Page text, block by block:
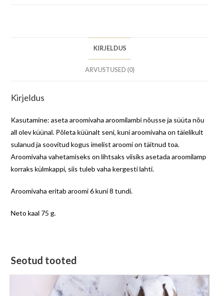
KIRJELDUS
ARVUSTUSED (0)
Kirjeldus
Kasutamine: aseta aroomivaha aroomilambi nõusse ja süüta nõu
all olev küünal. Põleta küünalt seni, kuni aroomivaha on täielikult
sulanud ja soovitud kogus imelist aroomi on täitnud toa.
Aroomivaha vahetamiseks on lihtsaks viisiks asetada aroomilamp
korraks külmkappi, siis tuleb vaha kergesti lahti.
Aroomivaha eritab aroomi 6 kuni 8 tundi.
Neto kaal 75 g.
Seotud tooted